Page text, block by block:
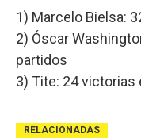
1) Marcelo Bielsa:
2) Óscar
partidos
3) Tite: 24 victorias
RELACIONADAS